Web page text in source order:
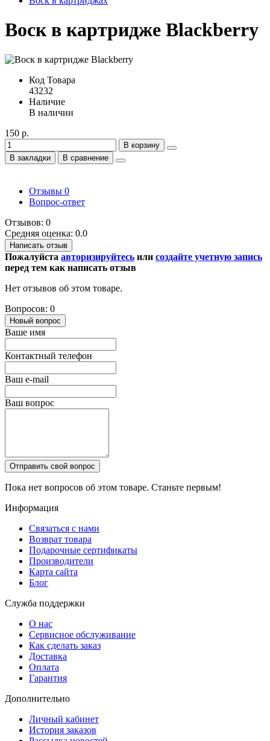
Воск в картридже Blackberry
Код Товара
43232
Наличие
В наличии
150 р.
В корзину
В закладки
В сравнение
Отзывы 0
Вопрос-ответ
Отзывов: 0
Средняя оценка: 0.0
Написать отзыв
Пожалуйста авторизируйтесь или создайте учетную запись
перед тем как написать отзыв
Нет отзывов об этом товаре.
Вопросов: 0
Новый вопрос
Ваше имя
Контактный телефон
Ваш e-mail
Ваш вопрос
Отправить свой вопрос
Пока нет вопросов об этом товаре. Станьте первым!
Информация
Связаться с нами
Возврат товара
Подарочные сертификаты
Производители
Карта сайта
Блог
Служба поддержки
О нас
Сервисное обслуживание
Как сделать заказ
Доставка
Оплата
Гарантия
Дополнительно
Личный кабинет
История заказов